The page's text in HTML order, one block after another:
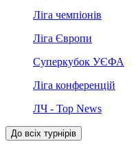
Ліга чемпіонів
Ліга Європи
Суперкубок УЄФА
Ліга конференцій
ЛЧ - Top News
До всіх турнірів